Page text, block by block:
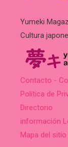
Yumeki
Cultura
Contacto -
Política de
Directorio
información
Mapa del sitio